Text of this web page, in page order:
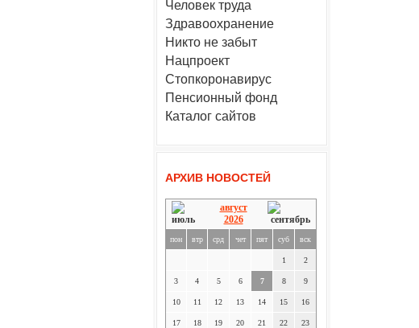
Человек труда
Здравоохранение
Никто не забыт
Нацпроект
Стопкоронавирус
Пенсионный фонд
Каталог сайтов
АРХИВ НОВОСТЕЙ
август
2026
пон втр срд чет пят суб вск
1 2
3 4 5 6 7 8 9
10 11 12 13 14 15 16
17 18 19 20 21 22 23